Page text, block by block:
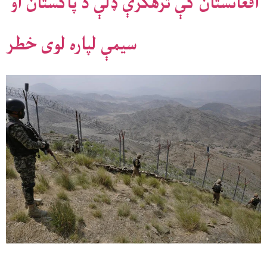
سیمې لپاره لوی خطر